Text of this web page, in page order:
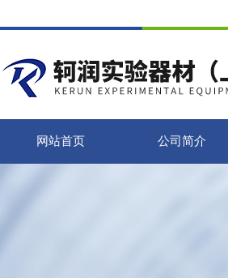
网站首页 公司简介